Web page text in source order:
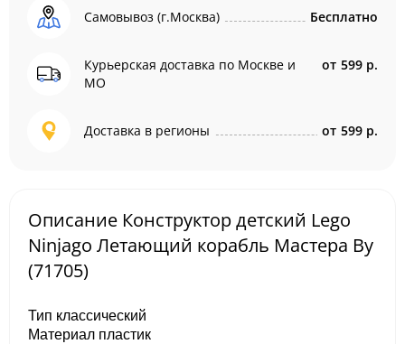
Самовывоз (г.Москва) Бесплатно
Курьерская доставка по Москве и
МО
от 599 р.
Доставка в регионы от 599 р.
Описание Конструктор детский Lego
Ninjago Летающий корабль Мастера Ву
(71705)
Тип классический
Материал пластик